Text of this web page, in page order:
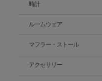
時計
ルームウェア
マフラー・ストール
アクセサリー